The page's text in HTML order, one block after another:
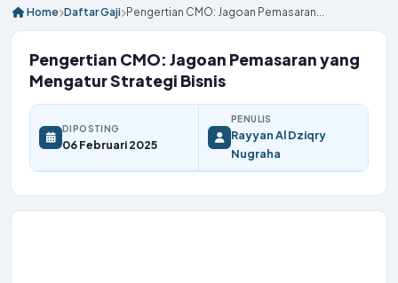
Home Daftar Gaji Pengertian CMO: Jagoan Pemasaran...
Pengertian CMO: Jagoan Pemasaran yang
Mengatur Strategi Bisnis
DIPOSTING
06 Februari 2025
PENULIS
Rayyan Al Dziqry
Nugraha